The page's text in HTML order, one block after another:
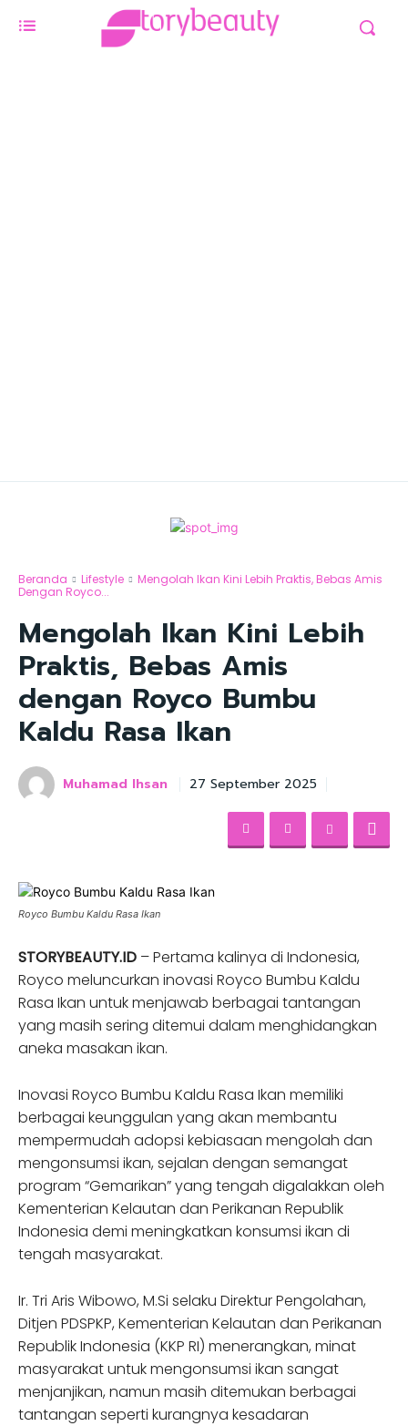
Beranda Lifestyle
Mengolah Ikan Kini Lebih Praktis, Bebas Amis
Dengan Royco...
Mengolah Ikan Kini Lebih
Praktis, Bebas Amis
dengan Royco Bumbu
Kaldu Rasa Ikan
Muhamad Ihsan 27 September 2025
Royco Bumbu Kaldu Rasa Ikan
STORYBEAUTY.ID – Pertama kalinya di Indonesia,
Royco meluncurkan inovasi Royco Bumbu Kaldu
Rasa Ikan untuk menjawab berbagai tantangan
yang masih sering ditemui dalam menghidangkan
aneka masakan ikan.
Inovasi Royco Bumbu Kaldu Rasa Ikan memiliki
berbagai keunggulan yang akan membantu
mempermudah adopsi kebiasaan mengolah dan
mengonsumsi ikan, sejalan dengan semangat
program “Gemarikan” yang tengah digalakkan oleh
Kementerian Kelautan dan Perikanan Republik
Indonesia demi meningkatkan konsumsi ikan di
tengah masyarakat.
Ir. Tri Aris Wibowo, M.Si selaku Direktur Pengolahan,
Ditjen PDSPKP, Kementerian Kelautan dan Perikanan
Republik Indonesia (KKP RI) menerangkan, minat
masyarakat untuk mengonsumsi ikan sangat
menjanjikan, namun masih ditemukan berbagai
tantangan seperti kurangnya kesadaran